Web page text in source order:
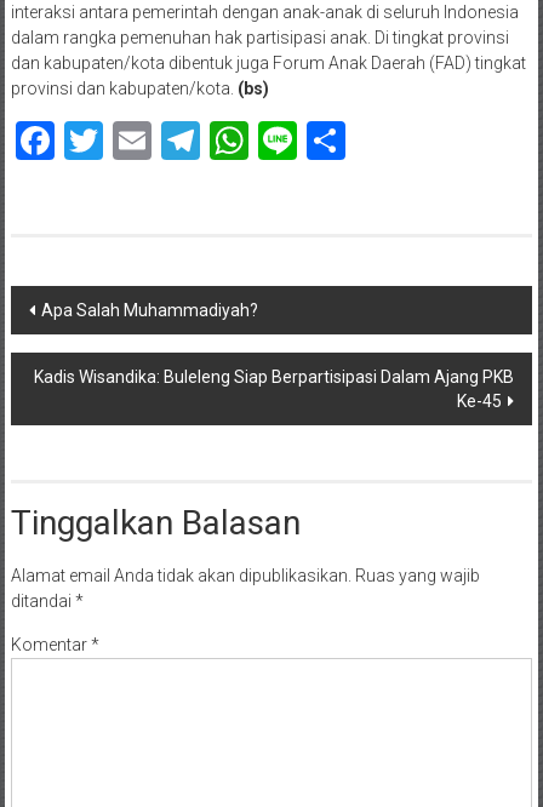
interaksi antara pemerintah dengan anak-anak di seluruh Indonesia
dalam rangka pemenuhan hak partisipasi anak. Di tingkat provinsi
dan kabupaten/kota dibentuk juga Forum Anak Daerah (FAD) tingkat
provinsi dan kabupaten/kota. (bs)
Facebook
Twitter
EmailTelegram
WhatsApp
LineShare
Navigasi
pos
Apa Salah Muhammadiyah?
Kadis Wisandika: Buleleng Siap Berpartisipasi Dalam Ajang PKB
Ke-45
Tinggalkan Balasan
Alamat email Anda tidak akan dipublikasikan. Ruas yang wajib
ditandai *
Komentar*